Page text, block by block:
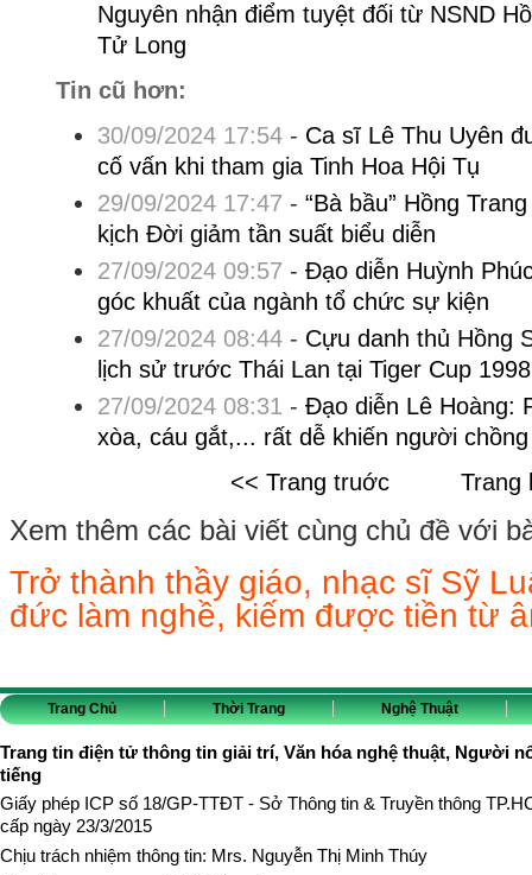
Nguyên nhận điểm tuyệt đối từ NSND
Tử Long
Tin cũ hơn:
30/09/2024 17:54- Ca sĩ Lê Thu Uyên
cố vấn khi tham gia Tinh Hoa Hội Tụ
29/09/2024 17:47 - “Bà bầu” Hồng
kịch Đời giảm tần suất biểu diễn
27/09/2024 09:57 - Đạo diễn Huỳnh
góc khuất của ngành tổ chức sự kiện
27/09/2024 08:44- Cựu danh thủ Hồng
lịch sử trước Thái Lan tại Tiger Cup 1998
27/09/2024 08:31 - Đạo diễn Lê Hoàng:
xòa, cáu gắt,... rất dễ khiến người
<< Trang truớc
Trang
Xem thêm các bài viết cùng chủ đề với
Trở thành thầy giáo, nhạc sĩ Sỹ
đức làm nghề, kiếm được tiền từ
Trang Chủ Thời Trang Nghệ Thuật
Trang tin điện tử thông tin giải trí, Văn hóa nghệ thuật, Người
tiếng
Giấy phép ICP số 18/GP-TTĐT - Sở Thông tin & Truyền thông
cấp ngày 23/3/2015
Chịu trách nhiệm thông tin: Mrs. Nguyễn Thị Minh Thúy